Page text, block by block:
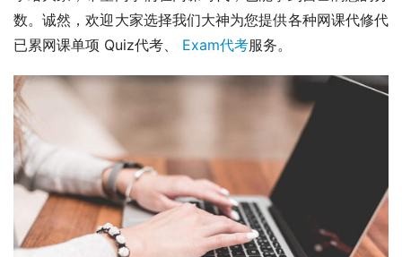
数。诚然，欢迎大家选择我们大神为您提供各种网课代修代
已累网课单项 Quiz代考、 Exam代考服务。